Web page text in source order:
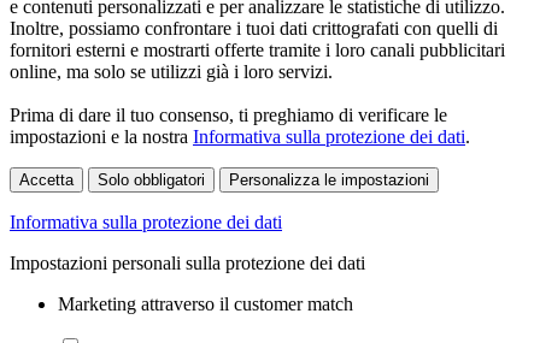
e contenuti personalizzati e per analizzare le statistiche di utilizzo.
Inoltre, possiamo confrontare i tuoi dati crittografati con quelli di
fornitori esterni e mostrarti offerte tramite i loro canali pubblicitari
online, ma solo se utilizzi già i loro servizi.
Prima di dare il tuo consenso, ti preghiamo di verificare le
impostazioni e la nostra Informativa sulla protezione dei dati.
Accetta Solo obbligatori Personalizza le impostazioni
Informativa sulla protezione dei dati
Impostazioni personali sulla protezione dei dati
Marketing attraverso il customer match